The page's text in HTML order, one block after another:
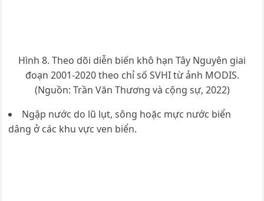
Hình 8. Theo dõi diễn biến khô hạn Tây Nguyên giai
đoạn 2001-2020 theo chỉ số SVHI từ ảnh MODIS.
(Nguồn: Trần Văn Thương và cộng sự, 2022)
Ngập nước do lũ lụt, sông hoặc mực nước biển
dâng ở các khu vực ven biển.